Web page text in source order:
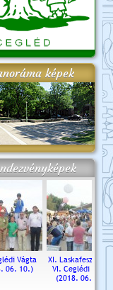
képek
Vágta
06. 10.)
XI. Laskafesztivál és
VI. Ceglédi Vágta
(2018. 06. 10.)